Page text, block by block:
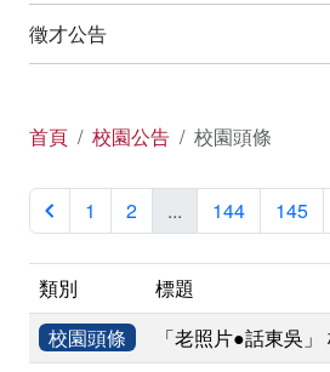
徵才公告
首頁 校園公告 校園頭條
1 2 ... 144 145
類別
標題
校園頭條
「老照片●話東吳